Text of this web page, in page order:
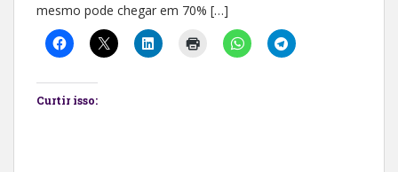
mesmo pode chegar em 70% […]
Curtir isso: